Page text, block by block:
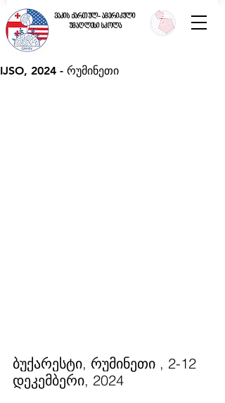
ვაკის ქართულ- ამერიკული
უმაღლესი სკოლა
IJSO, 2024 - რუმინეთი
ბუქარესტი, რუმინეთი , 2-12
დეკემბერი, 2024